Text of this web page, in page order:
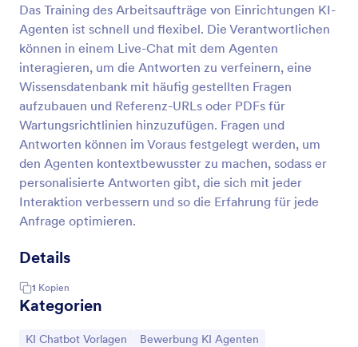
Das Training des Arbeitsaufträge von Einrichtungen KI-
Agenten ist schnell und flexibel. Die Verantwortlichen
können in einem Live-Chat mit dem Agenten
interagieren, um die Antworten zu verfeinern, eine
Wissensdatenbank mit häufig gestellten Fragen
aufzubauen und Referenz-URLs oder PDFs für
Wartungsrichtlinien hinzuzufügen. Fragen und
Antworten können im Voraus festgelegt werden, um
den Agenten kontextbewusster zu machen, sodass er
personalisierte Antworten gibt, die sich mit jeder
Interaktion verbessern und so die Erfahrung für jede
Anfrage optimieren.
Details
1 Kopien
Kategorien
Zur Kategorie:
KI Chatbot Vorlagen Zur Kategorie:
Bewerbung KI Agenten